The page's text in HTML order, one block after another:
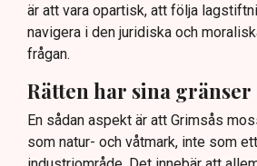
är att vara opartisk, att följa
navigera i den juridiska och
frågan.
Rätten har sina gränser
En sådan aspekt är att Grimsås
som natur- och våtmark, inte som